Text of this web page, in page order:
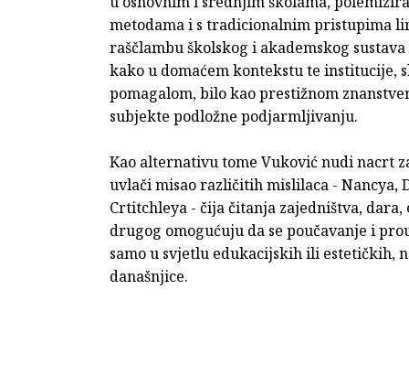
metodama i s tradicionalnim pristupima
raščlambu školskog i akademskog
kako u domaćem kontekstu te institucije,
pomagalom, bilo kao prestižnom
subjekte podložne podjarmljivanju.
Kao alternativu tome Vuković nudi nacrt
uvlači misao različitih mislilaca - Nancya,
Crtitchleya - čija čitanja zajedništva,
drugog omogućuju da se poučavanje i
samo u svjetlu edukacijskih ili estetičkih,
današnjice.